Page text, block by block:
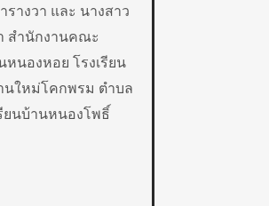
รางวา และ นางสาว
สำนักงานคณะ
นองหอย โรงเรียน
นใหม่โคกพรม ตำบล
ยนบ้านหนองโพธิ์